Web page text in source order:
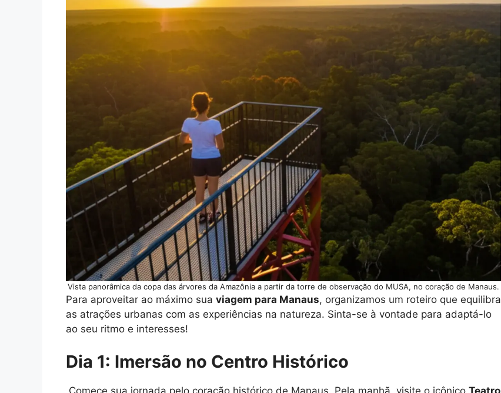
Vista panorâmica da copa das árvores da Amazônia a partir da torre de observação do MUSA, no coração de Manaus.
Para aproveitar ao máximo sua viagem para Manaus, organizamos um roteiro que equilibra
as atrações urbanas com as experiências na natureza. Sinta-se à vontade para adaptá-lo
ao seu ritmo e interesses!
Dia 1: Imersão no Centro Histórico
Comece sua jornada pelo coração histórico de Manaus. Pela manhã, visite o icônico Teatro